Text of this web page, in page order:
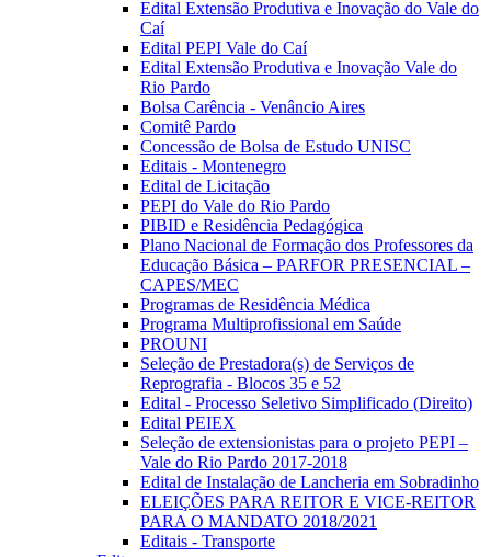
Edital Extensão Produtiva e Inovação do Vale do
Caí
Edital PEPI Vale do Caí
Edital Extensão Produtiva e Inovação Vale do
Rio Pardo
Bolsa Carência - Venâncio Aires
Comitê Pardo
Concessão de Bolsa de Estudo UNISC
Editais - Montenegro
Edital de Licitação
PEPI do Vale do Rio Pardo
PIBID e Residência Pedagógica
Plano Nacional de Formação dos Professores da
Educação Básica – PARFOR PRESENCIAL –
CAPES/MEC
Programas de Residência Médica
Programa Multiprofissional em Saúde
PROUNI
Seleção de Prestadora(s) de Serviços de
Reprografia - Blocos 35 e 52
Edital - Processo Seletivo Simplificado (Direito)
Edital PEIEX
Seleção de extensionistas para o projeto PEPI –
Vale do Rio Pardo 2017-2018
Edital de Instalação de Lancheria em Sobradinho
ELEIÇÕES PARA REITOR E VICE-REITOR
PARA O MANDATO 2018/2021
Editais - Transporte